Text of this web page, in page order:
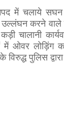
में चलाये सघन
उल्लंघन करने
कड़ी चालानी
में ओवर लोड़िंग
पुलिस